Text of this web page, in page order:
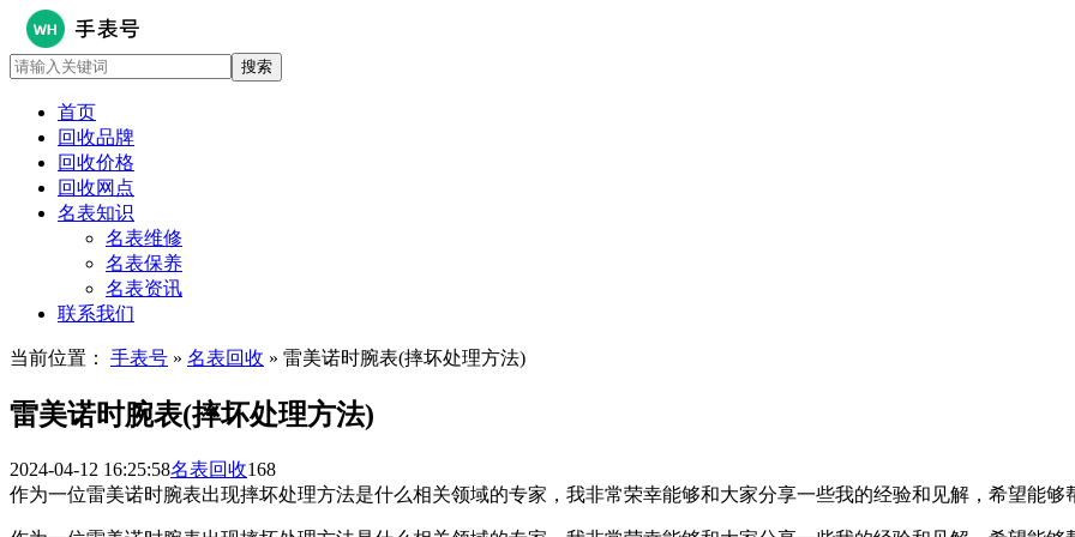
首页
回收品牌
回收价格
回收网点
名表知识
名表维修
名表保养
名表资讯
联系我们
当前位置： 手表号 » 名表回收 » 雷美诺时腕表(摔坏处理方法)
雷美诺时腕表(摔坏处理方法)
2024-04-12 16:25:58名表回收168
作为一位雷美诺时腕表出现摔坏处理方法是什么相关领域的专家，我非常荣幸能够和大家分享一些我的经验和见解，希望能够